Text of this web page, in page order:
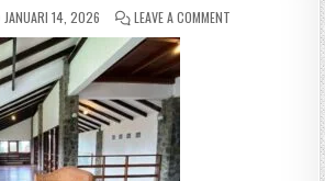
PUBLISHED DATE:
JANUARI 14, 2026 LEAVE A COMMENT